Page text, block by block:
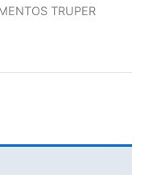
TRUPER